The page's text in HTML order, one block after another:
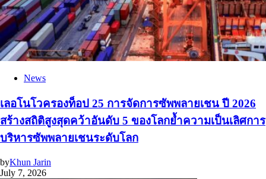
News
เลอโนโวครองท็อป 25 การจัดการซัพพลายเชน ปี 2026
สร้างสถิติสูงสุดคว้าอันดับ 5 ของโลกย้ำความเป็นเลิศการ
บริหารซัพพลายเชนระดับโลก
byKhun Jarin
July 7, 2026